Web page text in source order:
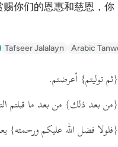
你们的恩惠和慈恩，你
Tafseer Jalalayn Arabic
{ثم توليتم} أعرضتم.
{من بعد ذلك} من بعد ما قبلتم
{فلولا فضل الله عليكم ورحمته}